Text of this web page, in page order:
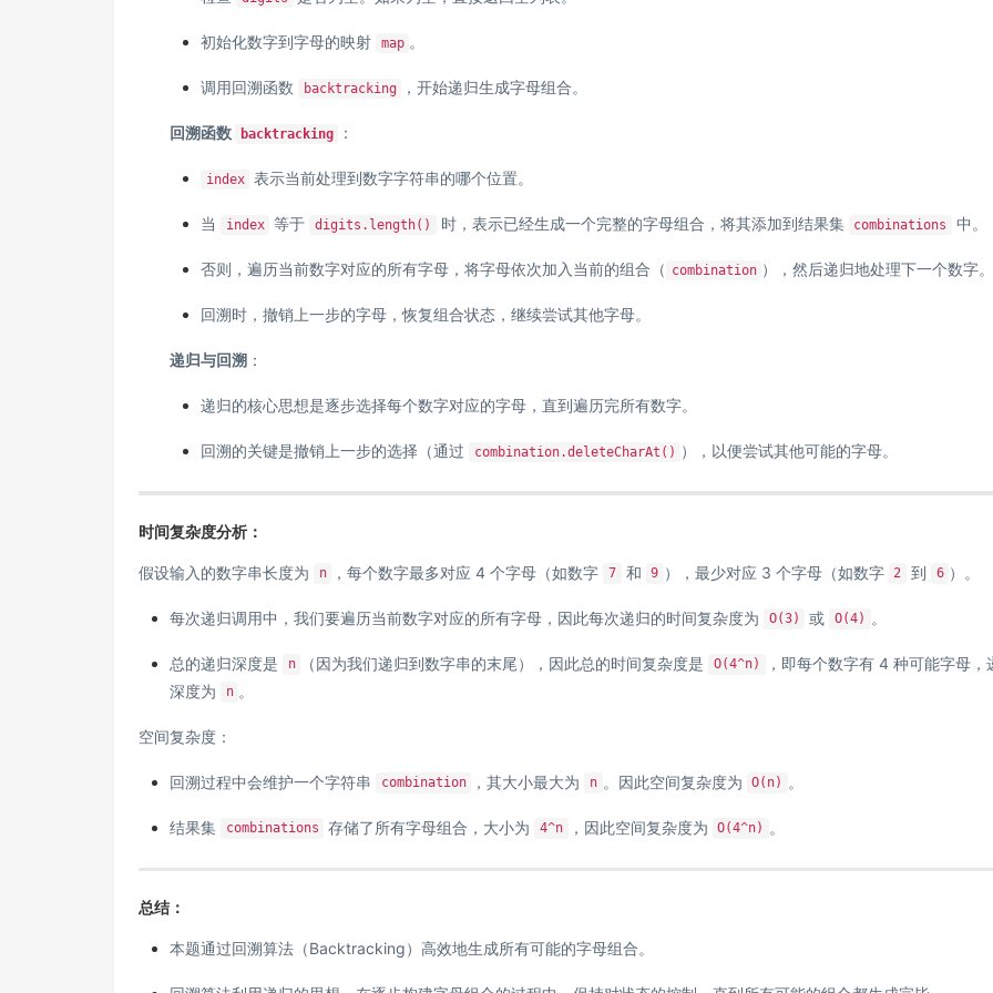
初始化数字到字母的映射 map 。
调用回溯函数 backtracking ，开始递归生成字母组合。
回溯函数 backtracking ：
index 表示当前处理到数字字符串的哪个位置。
当 index 等于 digits.length() 时，表示已经生成一个完整的字母组合，将其添加到结果集 combinations 中。
否则，遍历当前数字对应的所有字母，将字母依次加入当前的组合（ combination ），然后递归地处理下一个数字
回溯时，撤销上一步的字母，恢复组合状态，继续尝试其他字母。
递归与回溯 ：
递归的核心思想是逐步选择每个数字对应的字母，直到遍历完所有数字。
回溯的关键是撤销上一步的选择（通过 combination.deleteCharAt() ），以便尝试其他可能的字母。
时间复杂度分析：
假设输入的数字串长度为 n ，每个数字最多对应 4 个字母（如数字 7 和 9 ），最少对应 3 个字母（如数字 2 到 6 ）。
每次递归调用中，我们要遍历当前数字对应的所有字母，因此每次递归的时间复杂度为 O(3) 或 O(4) 。
总的递归深度是 n （因为我们递归到数字串的末尾），因此总的时间复杂度是 O(4^n)
，即每个数字有 4 种可能字母，
深度为
n 。
空间复杂度：
回溯过程中会维护一个字符串 combination ，其大小最大为 n 。因此空间复杂度为 O(n) 。
结果集 combinations 存储了所有字母组合，大小为 4^n ，因此空间复杂度为 O(4^n) 。
总结：
本题通过回溯算法（Backtracking）高效地生成所有可能的字母组合。